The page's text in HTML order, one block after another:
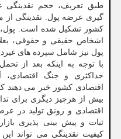
طبق تعریف، حجم نقدینگی
گیری عرضه پول. نقدینگی از
کشور تشکیل شده است.
اشخاص حقیقی و حقوقی،
پول نیز شامل سپرده های
با توجه به اینکه بعد از
حداکثری و جنگ
بیش از هرچیز دیگری برای
اقتصادی و رونق تولید در
ثبات و پیش بینی پذیری
کیفیت نقدینگی می تواند